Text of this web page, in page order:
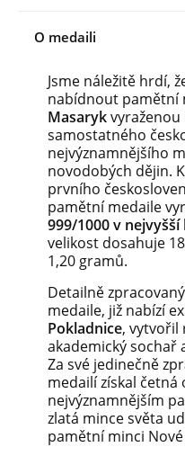
O medaili
Jsme náležitě hrdí,
nabídnout pamětní
Masaryk
samostatného
nejvýznamnějšího
novodobých dějin.
prvního
pamětní medaile
999/1000 v
velikost dosahuje
1,20 gramů.
Detailně
medaile, již nabízí
Pokladnice, vytvořil
akademický sochař
Za své jedinečně
medailí získal četná
nejvýznamnějším
zlatá mince světa
pamětní minci